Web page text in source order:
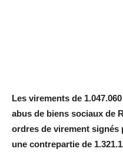
Les virements de
abus de biens sociaux de
ordres de virement signés
une contrepartie de